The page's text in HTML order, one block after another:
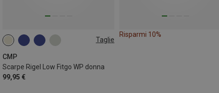
Taglie
CMP
Scarpe Rigel Low Fitgo WP donna
99,95 €
Risparmi 10%